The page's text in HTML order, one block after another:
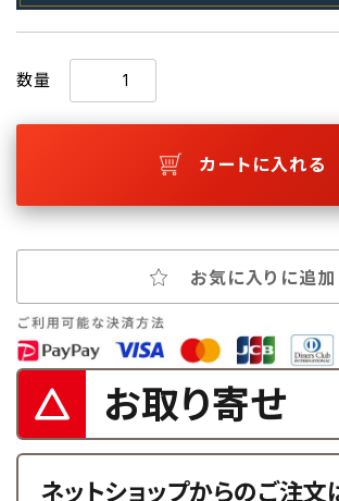
数量
カートに入れる
お気に入りに追加
お取り寄せ
ネットショップからのご注文